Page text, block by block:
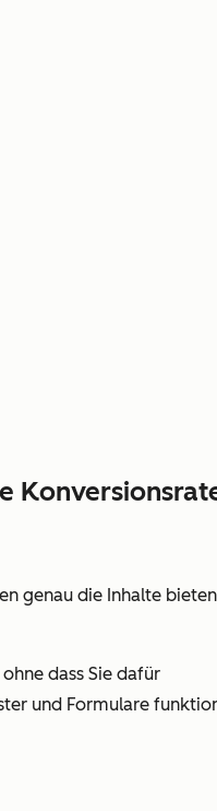
genau die Inhalte
dass Sie dafür
und Formulare